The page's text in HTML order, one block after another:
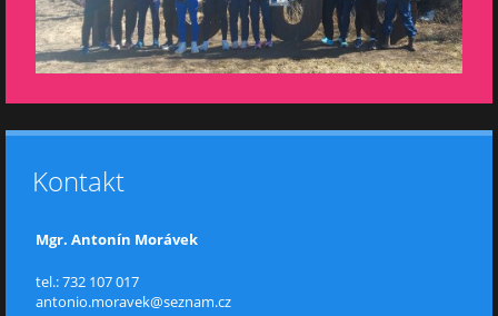
Kontakt
Mgr. Antonín Morávek
tel.: 732 107 017
antonio.moravek@seznam.cz